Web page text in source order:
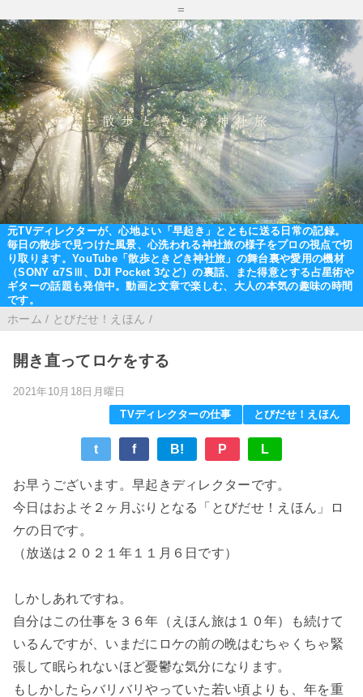
=
元TVディレクターが、心地よい「早起き」とともに送る日常の記録。
毎日の散歩で見つけた風景、心洗われる神社旅の様子をプロの視点で切
り取ります。YouTube「散歩ときどき神社旅」の舞台裏や愛用の機材
（SONY α7SⅢ、DJI Pocket 3など）の裏話、また得意とする占星術や
ギターの話題も発信中。動画と文章で楽しむ、大人の本気の趣味の時間
です。
ホーム / とびだせ！えほん /
開き直ってロケをする
2021年10月18日月曜日
TVディレクターの仕事
とびだせ！えほん
t f B! P L
お早うございます。早起きディレクターです。
今日はおよそ２ヶ月ぶりとなる「とびだせ！えほん」ロ
ケの日です。
（放送は２０２１年１１月６日です）
しかしあれですね。
自分はこの仕事を３６年（えほん旅は１０年）も続けて
いるんですが、いまだにロケの前の晩はむちゃくちゃ緊
張して眠られないほど憂鬱な気分になります。
もしかしたらバリバリやっていた若い頃よりも、年を重